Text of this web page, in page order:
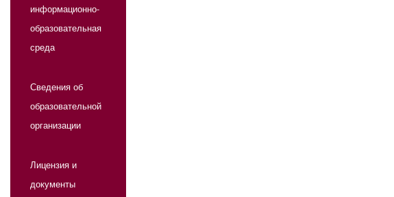
информационно-
образовательная
среда
Сведения об
образовательной
организации
Лицензия и
документы